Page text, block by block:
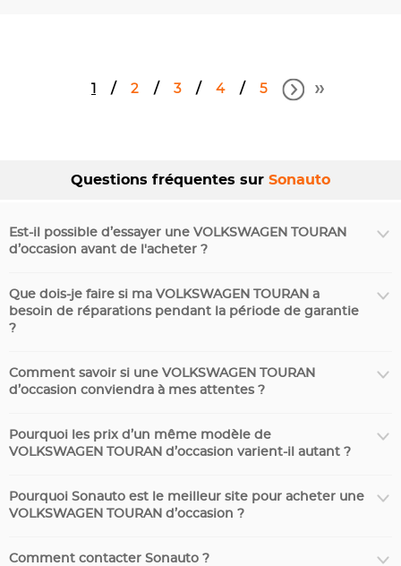
2 3 4 5
Questions fréquentes sur Sonauto
Est-il possible d’essayer une VOLKSWAGEN TOURAN
d’occasion avant de l'acheter ?
Que dois-je faire si ma VOLKSWAGEN TOURAN a
besoin de réparations pendant la période de garantie
?
Comment savoir si une VOLKSWAGEN TOURAN
d’occasion conviendra à mes attentes ?
Pourquoi les prix d’un même modèle de
VOLKSWAGEN TOURAN d’occasion varient-il autant ?
Pourquoi Sonauto est le meilleur site pour acheter une
VOLKSWAGEN TOURAN d’occasion ?
Comment contacter Sonauto ?